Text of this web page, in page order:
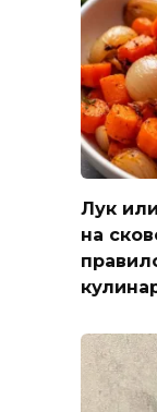
Лук
на